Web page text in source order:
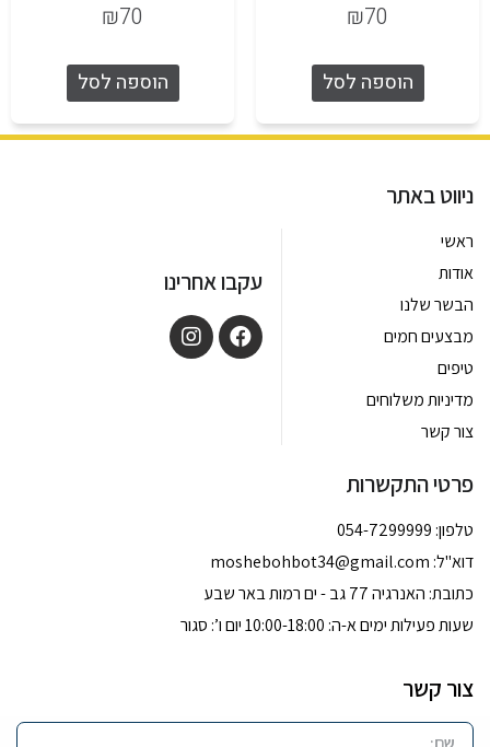
₪70
הוספה לסל
₪70
הוספה לסל
ניווט באתר
ראשי
אודות
הבשר שלנו
מבצעים חמים
טיפים
מדיניות משלוחים
צור קשר
עקבו אחרינו
פרטי התקשרות
טלפון: 054-7299999
דוא''ל: moshebohbot34@gmail.com
כתובת: האנרגיה 77 גב - ים רמות באר שבע
שעות פעילות ימים א-ה: 10:00-18:00 יום ו’: סגור
צור קשר